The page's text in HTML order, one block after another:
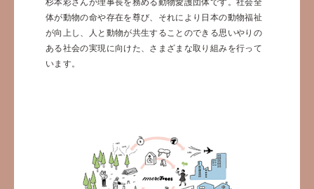
杉本彩さんが理事長を務める動物愛護団体です。社会全
体が動物の命や存在を尊び、それにより日本の動物福祉
が向上し、人と動物が共生することのできる思いやりの
ある社会の実現に向けた、さまざまな取り組みを行って
います。